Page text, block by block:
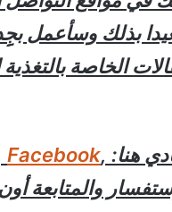
بذلك وسأعمل
الخاصة
هنا: Facebook,
والمتابعة